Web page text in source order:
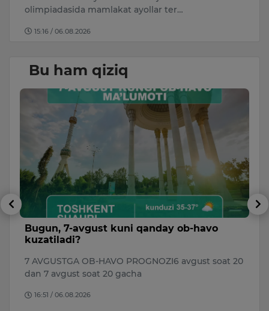
Bu ham qiziq
soat 20
Meksikada TikTok blogeri jonli efir
otib o‘ldirildi
Meksikaning Kulyakan shahrida TikTok blogeri
Sesar Gastelum jonli efir vaqtida noma’lum